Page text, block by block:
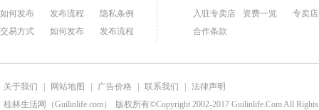
如何发布 发布流程
隐私条例
交易方式
如何发布 发布流程
入驻专卖店 资费一览
专卖
合作条款
关于我们 网站地图 广告价格 联系我们
法律声明
桂林生活网（Guilinlife.com）
版权所有©Copyright 2002-2017 Guilinlife.Com All Rights